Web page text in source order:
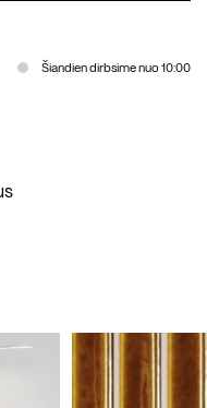
Šiandien dirbsime nuo 10:00